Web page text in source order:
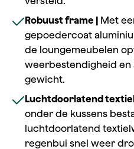
Robuust frame | Met
gepoedercoat
de loungemeubelen
weerbestendigheid en
gewicht.
Luchtdoorlatend
onder de kussens
luchtdoorlatend
regenbui snel weer